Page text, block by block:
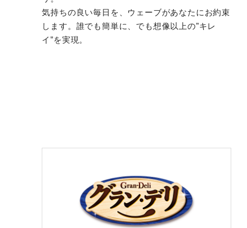
気持ちの良い毎日を、ウェーブがあなたにお約束
します。誰でも簡単に、でも想像以上の”キレ
イ”を実現。